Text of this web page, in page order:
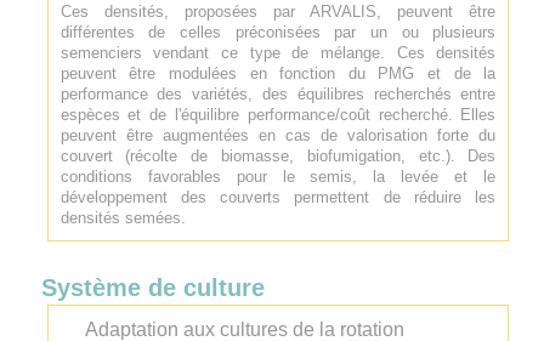
Ces densités, proposées par ARVALIS, peuvent être
différentes de celles préconisées par un ou plusieurs
semenciers vendant ce type de mélange. Ces densités
peuvent être modulées en fonction du PMG et de la
performance des variétés, des équilibres recherchés entre
espèces et de l'équilibre performance/coût recherché. Elles
peuvent être augmentées en cas de valorisation forte du
couvert (récolte de biomasse, biofumigation, etc.). Des
conditions favorables pour le semis, la levée et le
développement des couverts permettent de réduire les
densités semées.
Système de culture
Adaptation aux cultures de la rotation